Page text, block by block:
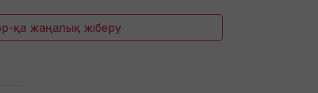
қа жаңалық жіберу